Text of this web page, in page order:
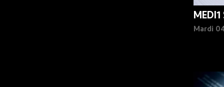
MEDI1
Mardi